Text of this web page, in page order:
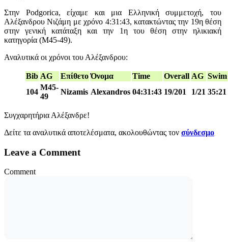
Στην Podgorica, είχαμε και μια Ελληνική συμμετοχή, του
Αλέξανδρου Νιζάμη με χρόνο 4:31:43, κατακτώντας την 19η θέση
στην γενική κατάταξη και την 1η του θέση στην ηλικιακή
κατηγορία (Μ45-49).
Αναλυτικά οι χρόνοι του Αλέξανδρου:
Bib AG Επίθετο Όνομα Time Overall AG Swim
104
M45-
49
Nizamis Alexandros 04:31:43 19/201 1/21 35:21
Συγχαρητήρια Αλέξανδρε!
Δείτε τα αναλυτικά αποτελέσματα, ακολουθώντας τον σύνδεσμο
Leave a Comment
Comment